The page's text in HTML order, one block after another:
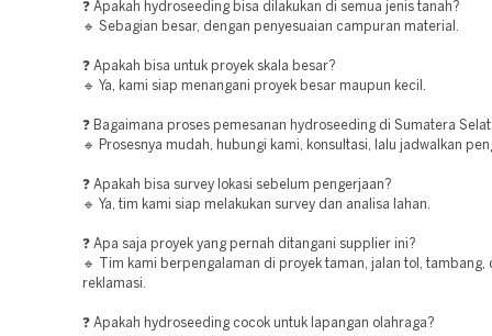
❓ Apakah hydroseeding bisa dilakukan di semua jenis tanah?
🔹 Sebagian besar, dengan penyesuaian campuran material.
❓ Apakah bisa untuk proyek skala besar?
🔹 Ya, kami siap menangani proyek besar maupun kecil.
❓ Bagaimana proses pemesanan hydroseeding di Sumatera
🔹 Prosesnya mudah, hubungi kami, konsultasi, lalu jadwalkan
❓ Apakah bisa survey lokasi sebelum pengerjaan?
🔹 Ya, tim kami siap melakukan survey dan analisa lahan.
❓ Apa saja proyek yang pernah ditangani supplier ini?
🔹 Tim kami berpengalaman di proyek taman, jalan tol, tambang,
reklamasi.
❓ Apakah hydroseeding cocok untuk lapangan olahraga?